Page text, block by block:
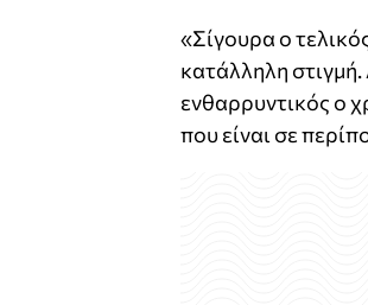
«Σίγουρα ο
κατάλληλη
ενθαρρυντικός ο
που είναι σε